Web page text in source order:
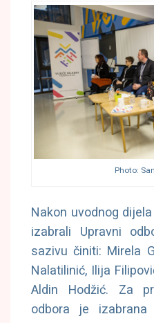
Photo:
Nakon uvodnog
izabrali Upravni
sazivu činiti: Mirela
Nalatilinić, Ilija
Aldin Hodžić. Za
odbora je